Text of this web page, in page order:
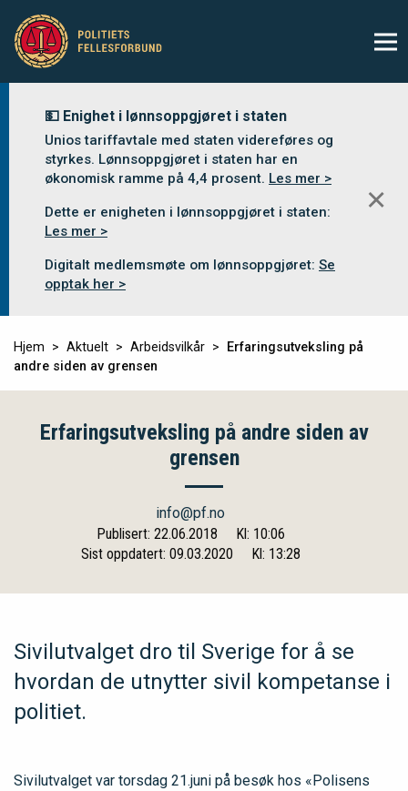
💵 Enighet i lønnsoppgjøret i staten
Unios tariffavtale med staten videreføres og
styrkes. Lønnsoppgjøret i staten har en
økonomisk ramme på 4,4 prosent. Les mer >
Dette er enigheten i lønnsoppgjøret i staten:
Les mer >
Digitalt medlemsmøte om lønnsoppgjøret: Se
opptak her >
✕
Hjem Aktuelt Arbeidsvilkår
Erfaringsutveksling på
andre siden av grensen
Erfaringsutveksling på andre siden av
grensen
info@pf.no
Publisert: 22.06.2018
Kl: 10:06
Sist oppdatert: 09.03.2020
Kl: 13:28
Sivilutvalget dro til Sverige for å se
hvordan de utnytter sivil kompetanse i
politiet.
Sivilutvalget var torsdag 21.juni på besøk hos «Polisens